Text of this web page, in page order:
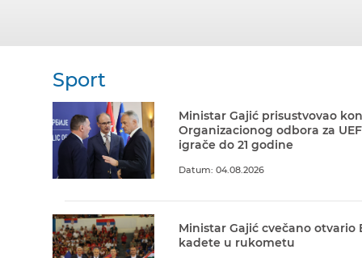
Sport
Ministar Gajić prisustvovao
Organizacionog odbora za
igrače do 21 godine
Datum: 04.08.2026
Ministar Gajić cvečano otvario
kadete u rukometu